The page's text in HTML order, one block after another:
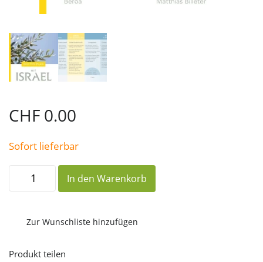
CHF 0.00
Sofort lieferbar
Gottes
mit
In den Warenkorb
Zur Wunschliste hinzufügen
Produkt teilen